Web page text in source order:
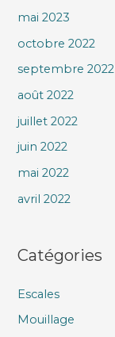
mai 2023
octobre 2022
septembre 2022
août 2022
juillet 2022
juin 2022
mai 2022
avril 2022
Catégories
Escales
Mouillage